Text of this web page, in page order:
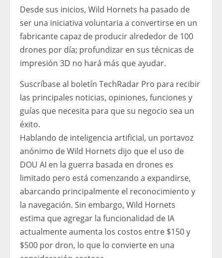
Desde sus inicios, Wild Hornets ha pasado de
ser una iniciativa voluntaria a convertirse en un
fabricante capaz de producir alrededor de 100
drones por día; profundizar en sus técnicas de
impresión 3D no hará más que ayudar.
Suscríbase al boletín TechRadar Pro para recibir
las principales noticias, opiniones, funciones y
guías que necesita para que su negocio sea un
éxito.
Hablando de inteligencia artificial, un portavoz
anónimo de Wild Hornets dijo que el uso de
DOU AI en la guerra basada en drones es
limitado pero está comenzando a expandirse,
abarcando principalmente el reconocimiento y
la navegación. Sin embargo, Wild Hornets
estima que agregar la funcionalidad de IA
actualmente aumenta los costos entre $150 y
$500 por dron, lo que lo convierte en una